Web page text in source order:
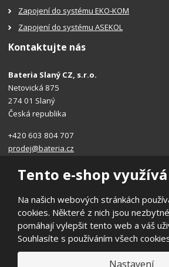
Tento e-shop
Na našich webových stránkách
cookies. Některé z nich jsou
pomáhají vylepšit tento web a váš
Souhlasíte s používáním všech
Nastavení
Zapojení do systému EKO-KOM
Zapojení do systému ASEKOL
Kontaktujte nás
Bateria Slaný CZ, s.r.o.
Netovická 875
274 01 Slaný
Česká republika
+420 603 804 707
prodej@bateria.cz
© 2026, Bateria Slaný CZ, s.r.o.
Prohlášení o přístupnosti|Ochrana
Obchodní podmínky